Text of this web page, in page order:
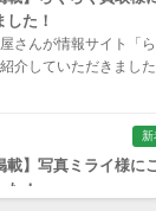
アクアパック）
クス）
ルヌボ）
(アルティザ
た！
さんが情報サイト「ら
介していただきました
新
載】写真ミライ様に
！